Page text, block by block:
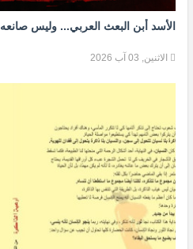
الأسد أبن البعث العربي... وليس صانعه
الاثنين, 03 آب 2026